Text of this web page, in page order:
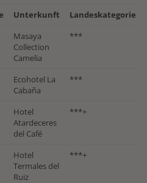
Unterkunft
Landeskategorie
Masaya
Collection
Camelia
***
Ecohotel La
Cabaña
***
Hotel
Atardeceres
del Café
***+
Hotel
Termales del
Ruiz
***+